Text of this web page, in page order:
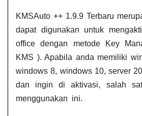
KMSAuto ++ 1.9.9 Terbaru
dapat digunakan untuk
office dengan metode Key
KMS ). Apabila anda memiliki
windows 8, windows 10, server
dan ingin di aktivasi, salah
menggunakan ini.